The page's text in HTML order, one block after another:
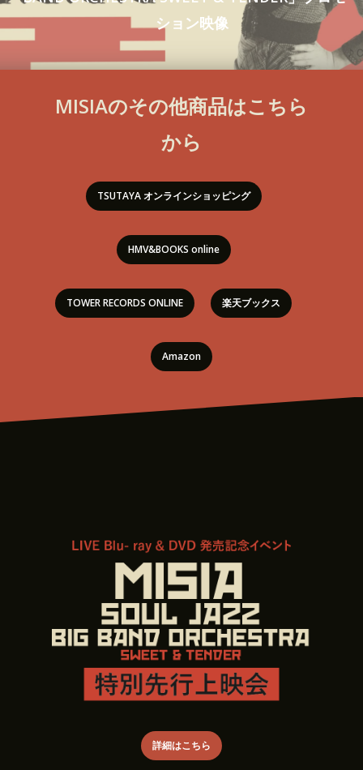
ション映像
MISIAのその他商品はこちら
から
TSUTAYA オンラインショッピング
HMV&BOOKS online
TOWER RECORDS ONLINE 楽天ブックス
Amazon
詳細はこちら